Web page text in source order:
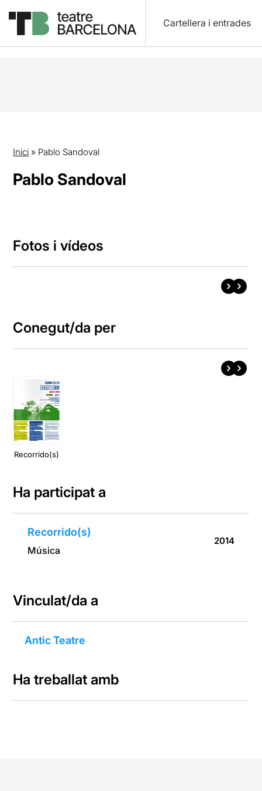
Cartellera i entrades
Inici » Pablo Sandoval
Pablo Sandoval
Fotos i vídeos
Conegut/da per
Recorrido(s)
Ha participat a
Recorrido(s)
Música
2014
Vinculat/da a
Antic Teatre
Ha treballat amb